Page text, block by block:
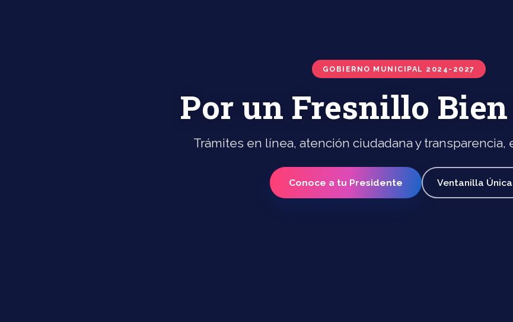
GOBIERNO MUNICIPAL 2024-2027
Por un Fresnillo
Trámites en línea, atención ciudadana y transparencia,
Conoce a tu Presidente Ventanilla Única